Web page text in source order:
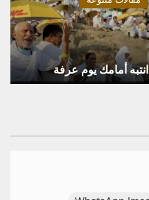
انتبه أمامك يوم عرفة